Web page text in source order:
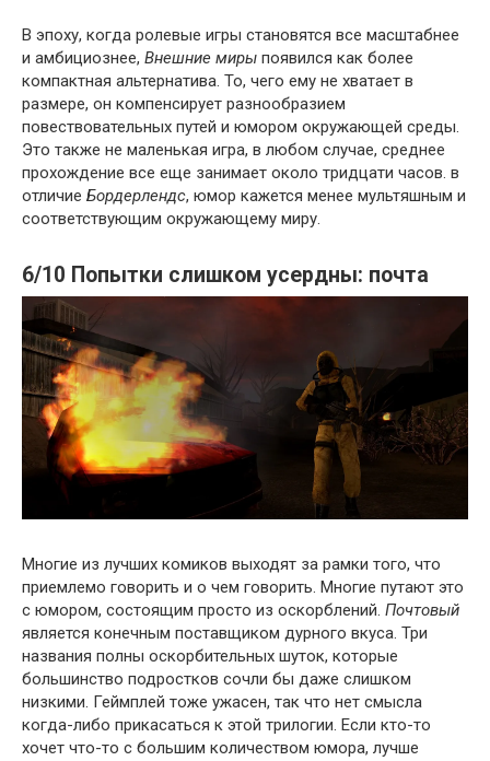
В эпоху, когда ролевые игры становятся все масштабнее
и амбициознее, Внешние миры появился как более
компактная альтернатива. То, чего ему не хватает в
размере, он компенсирует разнообразием
повествовательных путей и юмором окружающей среды.
Это также не маленькая игра, в любом случае, среднее
прохождение все еще занимает около тридцати часов. в
отличие Бордерлендс, юмор кажется менее мультяшным и
соответствующим окружающему миру.
6/10 Попытки слишком усердны: почта
Многие из лучших комиков выходят за рамки того, что
приемлемо говорить и о чем говорить. Многие путают это
с юмором, состоящим просто из оскорблений. Почтовый
является конечным поставщиком дурного вкуса. Три
названия полны оскорбительных шуток, которые
большинство подростков сочли бы даже слишком
низкими. Геймплей тоже ужасен, так что нет смысла
когда-либо прикасаться к этой трилогии. Если кто-то
хочет что-то с большим количеством юмора, лучше